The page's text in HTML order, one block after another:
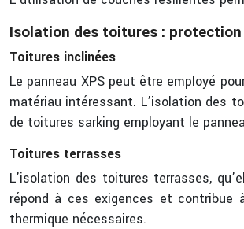
Isolation des toitures :
Toitures inclinées
Le panneau XPS peut être employé
matériau intéressant. L’isolation des
de toitures sarking employant le
Toitures terrasses
L’isolation des toitures terrasses,
répond à ces exigences et contribue
thermique nécessaires.